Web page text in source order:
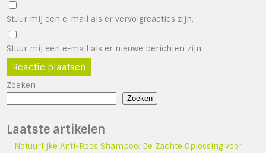
Stuur mij een e-mail als er vervolgreacties zijn.
Stuur mij een e-mail als er nieuwe berichten zijn.
Zoeken
Zoeken
Laatste artikelen
Natuurlijke Anti-Roos Shampoo: De Zachte Oplossing voor